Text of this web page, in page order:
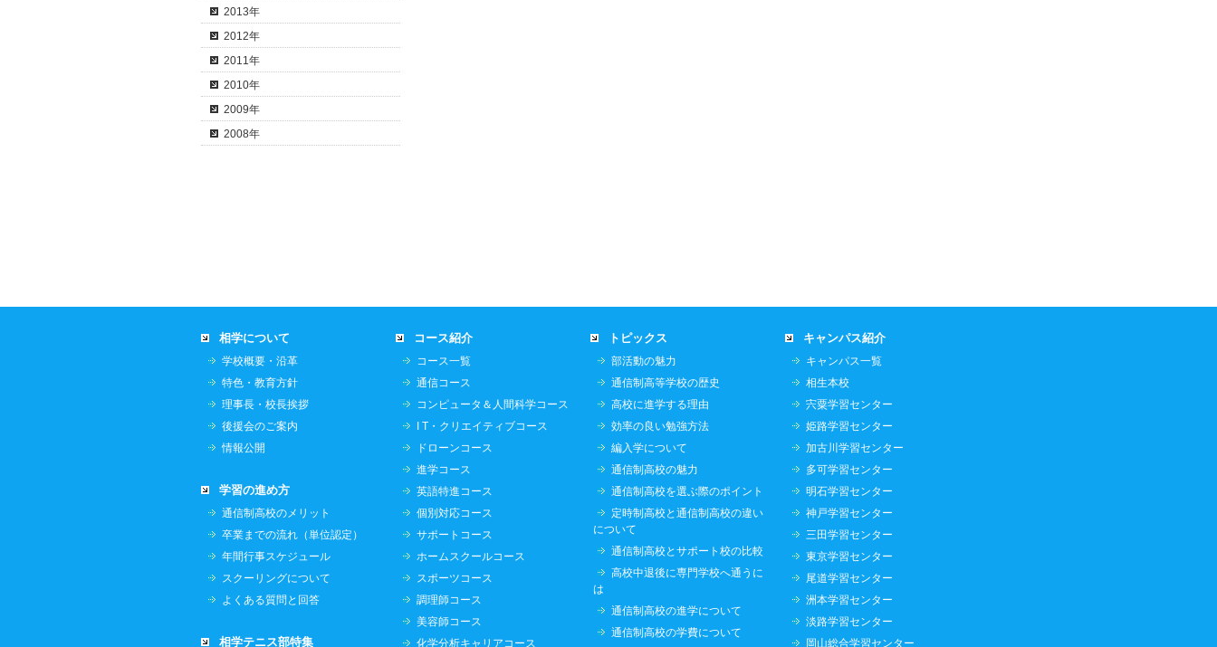
2013年
2012年
2011年
2010年
2009年
2008年
相学について
学校概要・沿革
特色・教育方針
理事長・校長挨拶
後援会のご案内
情報公開
学習の進め方
通信制高校のメリット
卒業までの流れ（単位認定）
年間行事スケジュール
スクーリングについて
よくある質問と回答
相学テニス部特集
コース紹介
コース一覧
通信コース
コンピュータ＆人間科学コース
I T・クリエイティブコース
ドローンコース
進学コース
英語特進コース
個別対応コース
サポートコース
ホームスクールコース
スポーツコース
調理師コース
美容師コース
化学分析キャリアコース
トピックス
部活動の魅力
通信制高等学校の歴史
高校に進学する理由
効率の良い勉強方法
編入学について
通信制高校の魅力
通信制高校を選ぶ際のポイント
定時制高校と通信制高校の違い
について
通信制高校とサポート校の比較
高校中退後に専門学校へ通うに
は
通信制高校の進学について
通信制高校の学費について
キャンパス紹介
キャンパス一覧
相生本校
宍粟学習センター
姫路学習センター
加古川学習センター
多可学習センター
明石学習センター
神戸学習センター
三田学習センター
東京学習センター
尾道学習センター
洲本学習センター
淡路学習センター
岡山総合学習センター